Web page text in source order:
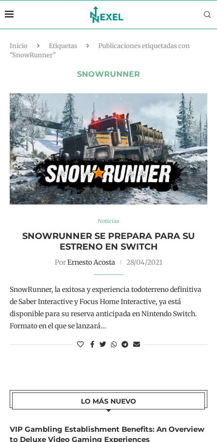
Inicio Etiquetas
Publicaciones etiquetadas con
"SnowRunner"
SNOWRUNNER
Noticias
SNOWRUNNER SE PREPARA PARA SU
ESTRENO EN SWITCH
PorErnesto Acosta 28/04/2021
SnowRunner, la exitosa y experiencia todoterreno definitiva
de Saber Interactive y Focus Home Interactive, ya está
disponible para su reserva anticipada en Nintendo Switch.
Formato en el que se lanzará…
LO MÁS NUEVO
VIP Gambling Establishment Benefits: An Overview
to Deluxe Video Gaming Experiences